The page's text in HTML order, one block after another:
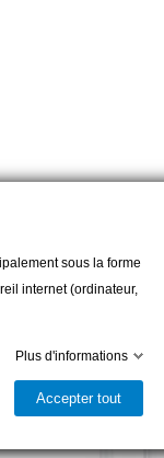
sous la forme
internet (ordinateur,
Plus d'informations
Accepter tout